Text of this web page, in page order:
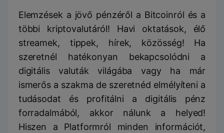
Elemzések a jövő pénzéről a Bitcoinról és a
többi kriptovalutáról! Havi oktatások, élő
streamek, tippek, hírek, közösség! Ha
szeretnél hatékonyan bekapcsolódni a
digitális valuták világába vagy ha már
ismerős a szakma de szeretnéd elmélyíteni a
tudásodat és profitálni a digitális pénz
forradalmából, akkor nálunk a helyed!
Hiszen a Platformról minden információt,